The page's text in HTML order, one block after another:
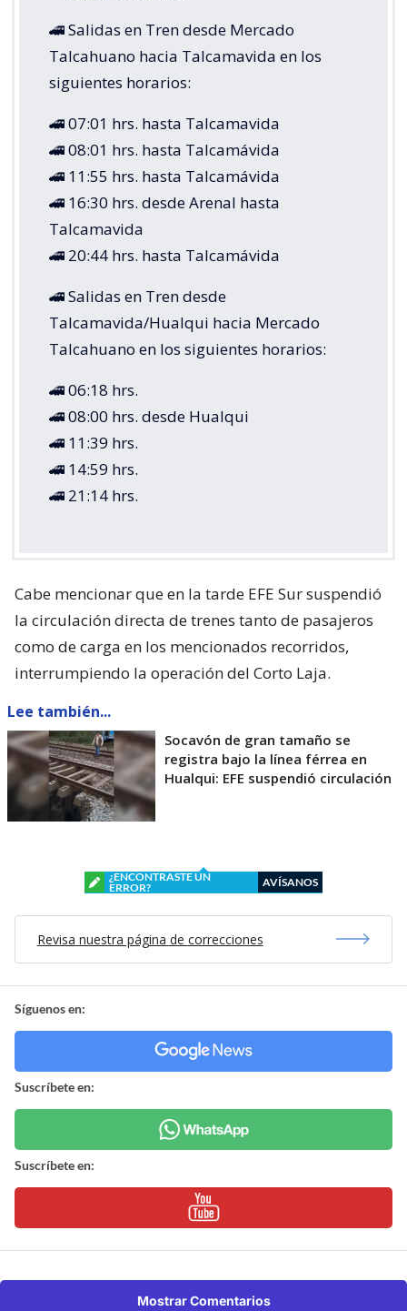
🚄 Salidas en Tren desde Mercado
Talcahuano hacia Talcamavida en los
siguientes horarios:
🚄 07:01 hrs. hasta Talcamavida
🚄 08:01 hrs. hasta Talcamávida
🚄 11:55 hrs. hasta Talcamávida
🚄 16:30 hrs. desde Arenal hasta
Talcamavida
🚄 20:44 hrs. hasta Talcamávida
🚄 Salidas en Tren desde
Talcamavida/Hualqui hacia Mercado
Talcahuano en los siguientes horarios:
🚄 06:18 hrs.
🚄 08:00 hrs. desde Hualqui
🚄 11:39 hrs.
🚄 14:59 hrs.
🚄 21:14 hrs.
Cabe mencionar que en la tarde EFE Sur suspendió
la circulación directa de trenes tanto de pasajeros
como de carga en los mencionados recorridos,
interrumpiendo la operación del Corto Laja.
Lee también...
Socavón de gran tamaño se
registra bajo la línea férrea en
Hualqui: EFE suspendió circulación
¿ENCONTRASTE UN
ERROR?
AVÍSANOS
Revisa nuestra página de correcciones
Síguenos en:
Suscríbete en:
Suscríbete en:
Mostrar Comentarios